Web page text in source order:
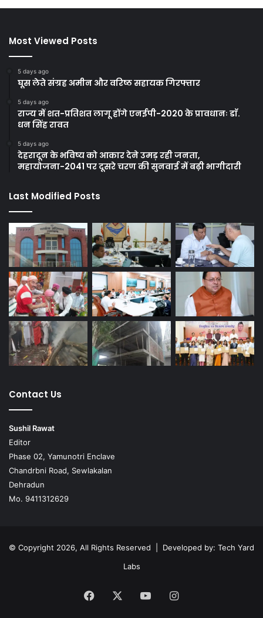
Most Viewed Posts
5 days ago
घूस लेते संग्रह अमीन और वरिष्ठ सहायक गिरफ्तार
5 days ago
राज्य में शत-प्रतिशत लागू होंगे एनईपी-2020 के प्रावधानः डाॅ.
धन सिंह रावत
5 days ago
देहरादून के भविष्य को आकार देने उमड़ रही जनता,
महायोजना-2041 पर दूसरे चरण की सुनवाई में बढ़ी भागीदारी
Last Modified Posts
Contact Us
Sushil Rawat
Editor
Phase 02, Yamunotri Enclave
Chandrbni Road, Sewlakalan
Dehradun
Mo. 9411312629
© Copyright 2026, All Rights Reserved | Developed by: Tech Yard
Labs
Facebook YouTubeInstagram